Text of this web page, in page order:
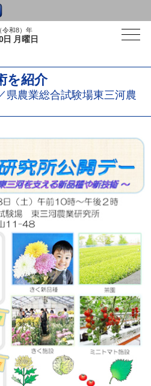
令和8）年
日 月曜日
を紹介
県農業総合試験場東三河農